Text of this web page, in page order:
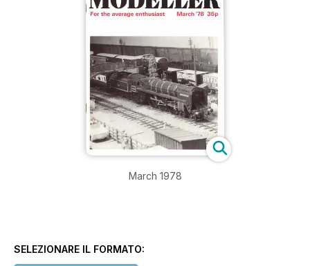
March 1978
SELEZIONARE IL FORMATO: